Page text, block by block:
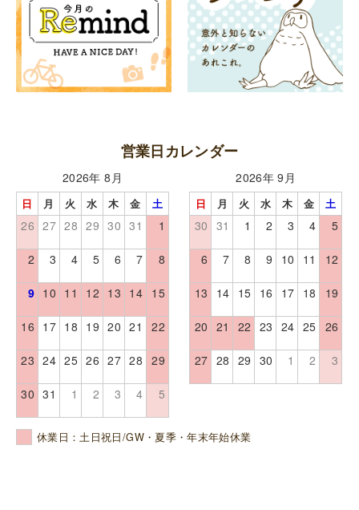
営業日カレンダー
2026年 8月
日 月 火 水 木 金 土
26 27 28 29 30 31 1
2 3 4 5 6 7 8
9 10 11 12 13 14 15
16 17 18 19 20 21 22
23 24 25 26 27 28 29
30 31 1 2 3 4 5
2026年 9月
日 月 火 水 木 金 土
30 31 1 2 3 4 5
6 7 8 9 10 11 12
13 14 15 16 17 18 19
20 21 22 23 24 25 26
27 28 29 30 1 2 3
休業日：土日祝日/GW・夏季・年末年始休業